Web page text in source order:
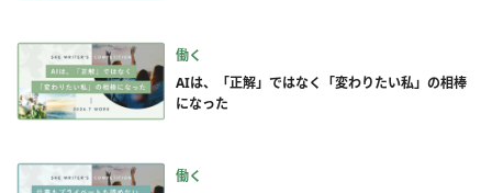
働く
AIは、「正解」ではなく「変わりたい私」の相棒
になった
働く